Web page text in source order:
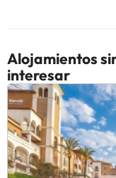
Alojamientos
interesar